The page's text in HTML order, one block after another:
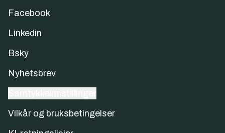
Facebook
Linkedin
Bsky
Nyhetsbrev
Vilkår og bruksbetingelser